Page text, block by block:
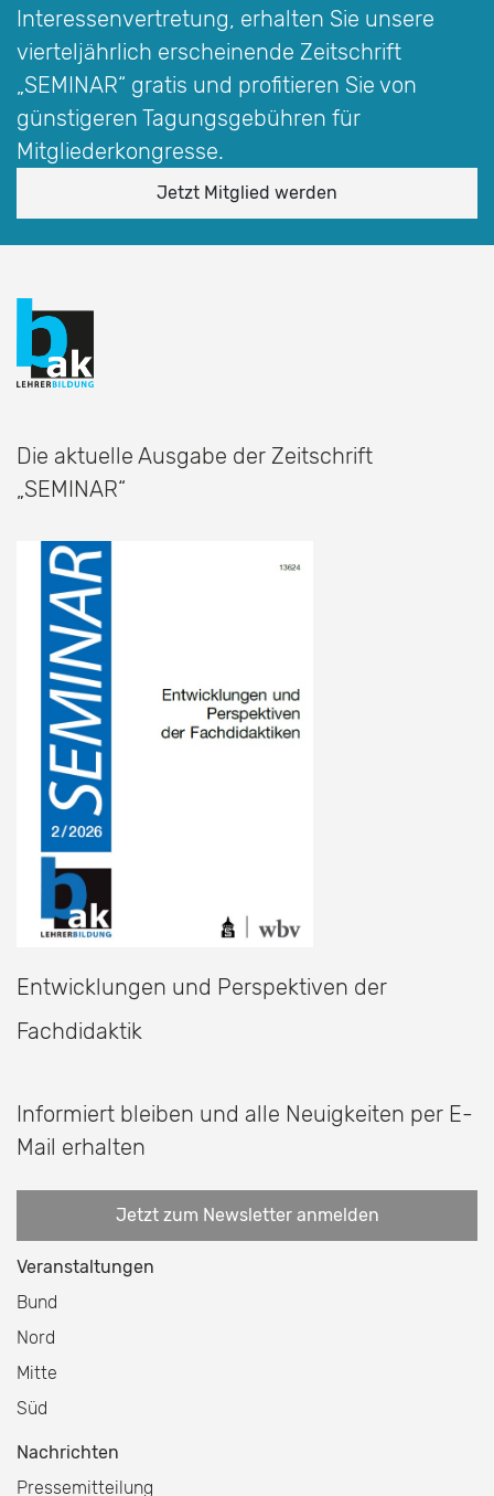
Interessen­vertretung, erhalten Sie unsere
vierteljährlich erscheinende Zeitschrift
„SEMINAR“ gratis und profitieren Sie von
günstigeren Tagungsgebühren für
Mitgliederkongresse.
Jetzt Mitglied werden
Die aktuelle Ausgabe der Zeitschrift
„SEMINAR“
Entwicklungen und Perspektiven der
Fachdidaktik
Informiert bleiben und alle Neuigkeiten per E-
Mail erhalten
Jetzt zum Newsletter anmelden
Veranstaltungen
Bund
Nord
Mitte
Süd
Nachrichten
Pressemitteilung